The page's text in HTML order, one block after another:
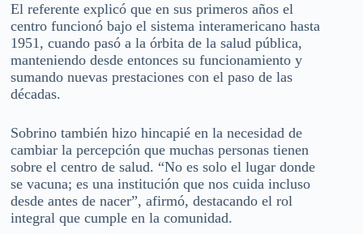
El referente explicó que en sus primeros años el
centro funcionó bajo el sistema interamericano hasta
1951, cuando pasó a la órbita de la salud pública,
manteniendo desde entonces su funcionamiento y
sumando nuevas prestaciones con el paso de las
décadas.
Sobrino también hizo hincapié en la necesidad de
cambiar la percepción que muchas personas tienen
sobre el centro de salud. “No es solo el lugar donde
se vacuna; es una institución que nos cuida incluso
desde antes de nacer”, afirmó, destacando el rol
integral que cumple en la comunidad.